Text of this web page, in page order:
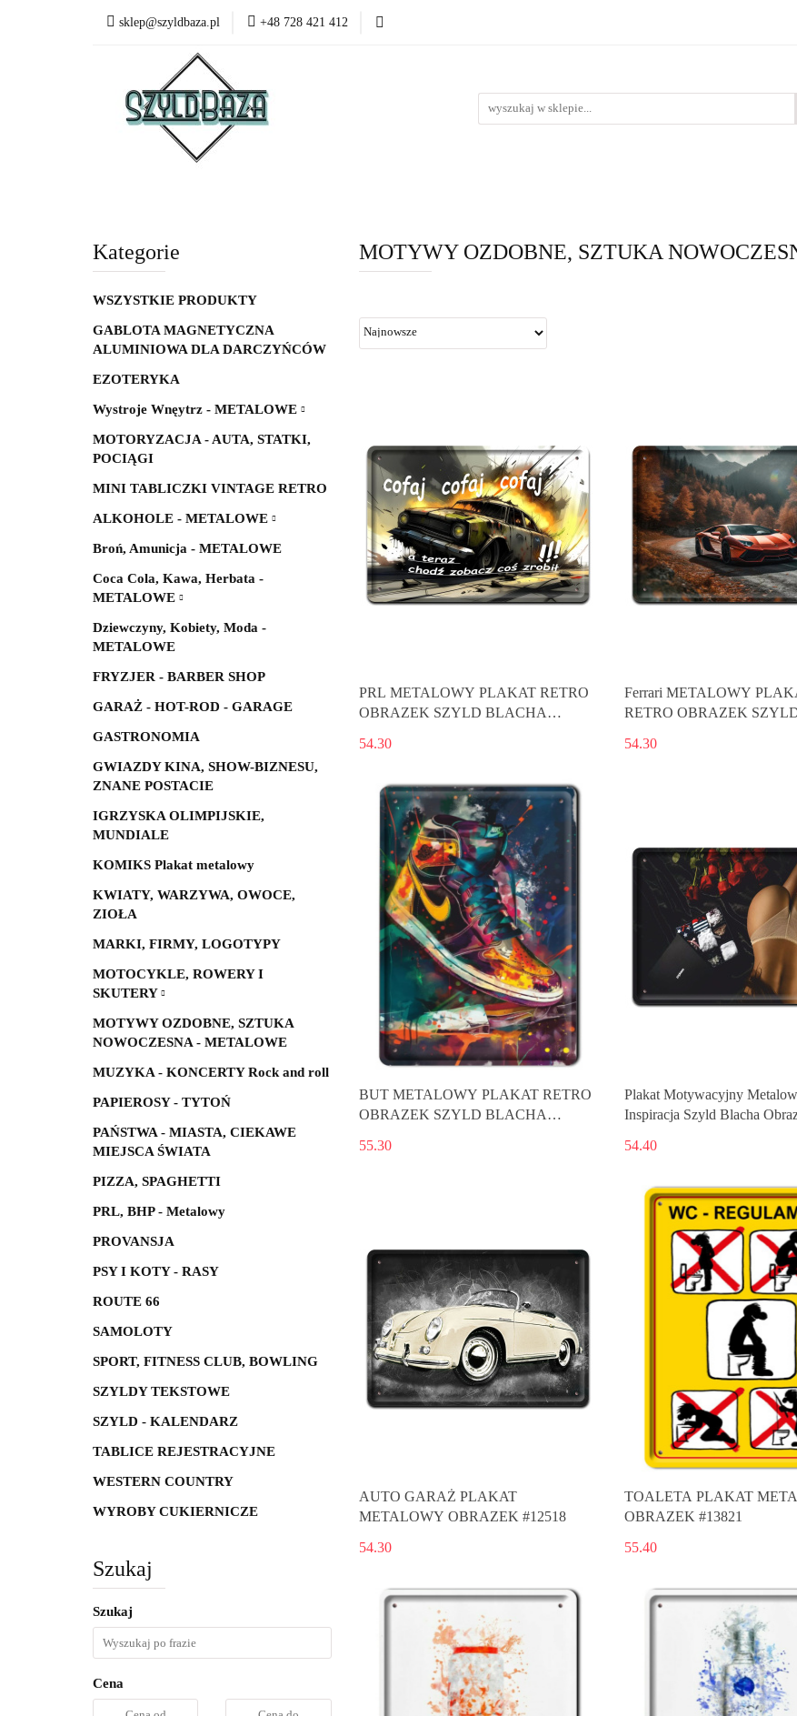
sklep@szyldbaza.pl +48 728 421 412
Kategorie
WSZYSTKIE PRODUKTY
GABLOTA MAGNETYCZNA
ALUMINIOWA DLA DARCZYŃCÓW
EZOTERYKA
Wystroje Wnęytrz - METALOWE
MOTORYZACJA - AUTA, STATKI,
POCIĄGI
MINI TABLICZKI VINTAGE RETRO
ALKOHOLE - METALOWE
Broń, Amunicja - METALOWE
Coca Cola, Kawa, Herbata -
METALOWE
Dziewczyny, Kobiety, Moda -
METALOWE
FRYZJER - BARBER SHOP
GARAŻ - HOT-ROD - GARAGE
GASTRONOMIA
GWIAZDY KINA, SHOW-BIZNESU,
ZNANE POSTACIE
IGRZYSKA OLIMPIJSKIE,
MUNDIALE
KOMIKS Plakat metalowy
KWIATY, WARZYWA, OWOCE,
ZIOŁA
MARKI, FIRMY, LOGOTYPY
MOTOCYKLE, ROWERY I
SKUTERY
MOTYWY OZDOBNE, SZTUKA
NOWOCZESNA - METALOWE
MUZYKA - KONCERTY Rock and roll
PAPIEROSY - TYTOŃ
PAŃSTWA - MIASTA, CIEKAWE
MIEJSCA ŚWIATA
PIZZA, SPAGHETTI
PRL, BHP - Metalowy
PROVANSJA
PSY I KOTY - RASY
ROUTE 66
SAMOLOTY
SPORT, FITNESS CLUB, BOWLING
SZYLDY TEKSTOWE
SZYLD - KALENDARZ
TABLICE REJESTRACYJNE
WESTERN COUNTRY
WYROBY CUKIERNICZE
Szukaj
Szukaj
Cena
MOTYWY OZDOBNE, SZTUKA
PRL METALOWY PLAKAT RETRO
OBRAZEK SZYLD BLACHA
54.30
Ferrari METALOWY
RETRO OBRAZEK
54.30
BUT METALOWY PLAKAT RETRO
OBRAZEK SZYLD BLACHA
55.30
Plakat Motywacyjny
Inspiracja Szyld Blacha
54.40
AUTO GARAŻ PLAKAT
METALOWY OBRAZEK #12518
54.30
TOALETA PLAKAT
OBRAZEK #13821
55.40